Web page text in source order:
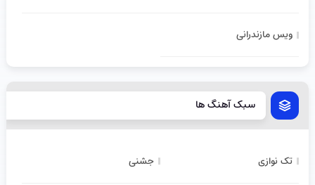
ویس مازندرانی
سبک آهنگ ها
تک نوازی جشنی